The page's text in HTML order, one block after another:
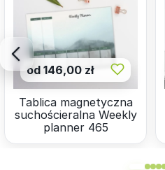
od 146,00 zł
Tablica magnetyczna
suchościeralna Weekly
planner 465